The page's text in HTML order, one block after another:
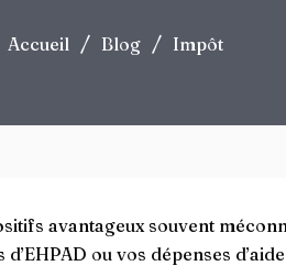
Accueil / Blog / Impôt
avantageux souvent
ou vos dépenses